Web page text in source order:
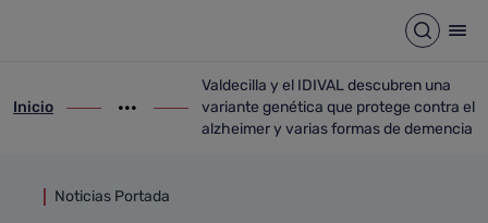
Abrir
ir-a inicio
Inicio
Mostrar opciones del camino de migas
ir-a Valdecilla y el IDIVAL descubren
Valdecilla y el IDIVAL descubren una
variante genética que protege contra el
alzheimer y varias formas de demencia
Noticias Portada